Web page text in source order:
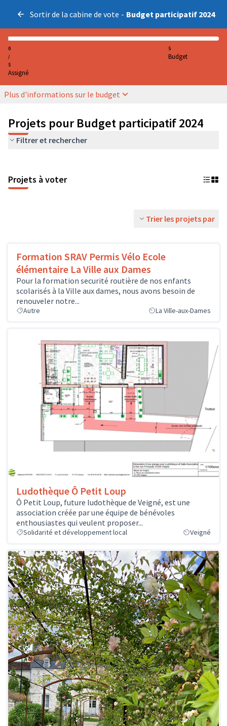
Sortir de la cabine de vote - Budget participatif 2024
0
/
5
Assigné
5
Budget
Plus d'informations sur le budget
Projets pour Budget participatif 2024
Filtrer et rechercher
Projets à voter
Trier les projets par
Formation SRAV Permis Vélo Ecole
élémentaire La Ville aux Dames
Pour la formation securité routière de nos enfants
scolarisés à la Ville aux dames, nous avons besoin de
renouveler notre...
Autre La Ville-aux-Dames
Ludothèque Ô Petit Loup
Ô Petit Loup, future ludothèque de Veigné, est une
association créée par une équipe de bénévoles
enthousiastes qui veulent proposer...
Solidarité et développement local Veigné